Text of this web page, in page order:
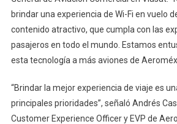
brindar una experiencia de Wi-Fi en vuelo
contenido atractivo, que cumpla con las
pasajeros en todo el mundo. Estamos
esta tecnología a más aviones de
“Brindar la mejor experiencia de viaje es
principales prioridades”, señaló Andrés
Customer Experience Officer y EVP de